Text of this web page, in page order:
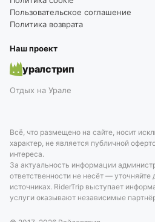
Пользовательское соглашение
Политика возврата
Наш проект
уралстрип
Отдых на Урале
Всё, что размещено на сайте, носит
характер, не является публичной
интереса.
За актуальность информации
ответственности не несёт —
источниках. RiderTrip выступает
услуги оказывают независимые